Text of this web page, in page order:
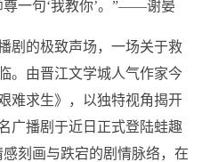
尊一句‘我教你’。”——谢晏
剧的极致声场，一场关于救
。由晋江文学城人气作家今
难求生》，以独特视角揭开
广播剧于近日正式登陆蛙趣
刻画与跌宕的剧情脉络，在